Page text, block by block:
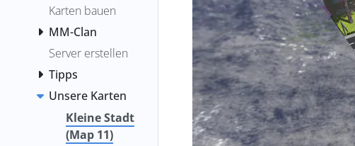
Karten bauen
MM-Clan
Server erstellen
Tipps
Unsere Karten
Kleine Stadt
(Map 11)